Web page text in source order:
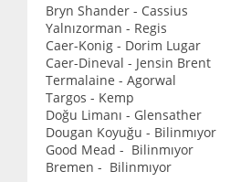
Bryn Shander - Cassius
Yalnızorman - Regis
Caer-Konig - Dorim Lugar
Caer-Dineval - Jensin Brent
Termalaine - Agorwal
Targos - Kemp
Doğu Limanı - Glensather
Dougan Koyuğu - Bilinmıyor
Good Mead - Bilinmıyor
Bremen - Bilinmıyor